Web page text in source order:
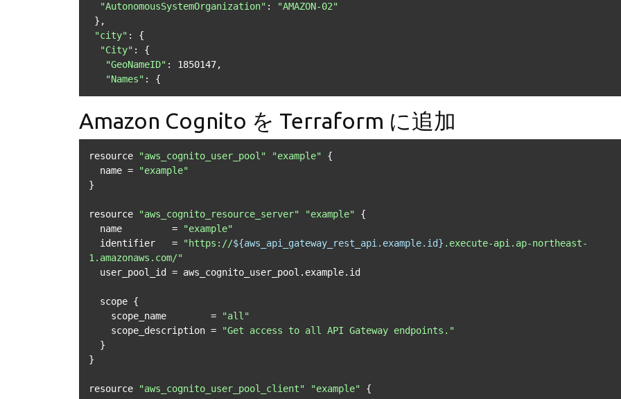
"AutonomousSystemOrganization" :
"AMAZON-02"
"city" : {
"City" : {
"GeoNameID" : 1850147,
"Names" : {
Amazon Cognito を Terraform に追加
resource "aws_cognito_user_pool" "example" {
  name =
"example"
}
resource "aws_cognito_resource_server" "example" {
  name         =
"example"
  identifier   =
"https://${aws_api_gateway_rest_api.example.id} .execute-api.ap-northeast-
1.amazonaws.com/"
    scope_name        =
"all"
    scope_description =
"Get access to all API Gateway endpoints."
}
resource "aws_cognito_user_pool_client" "example" {